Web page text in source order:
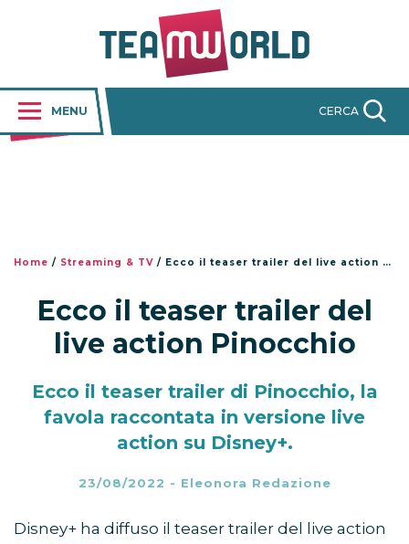
MENU CERCA
Home / Streaming & TV / Ecco il teaser trailer del live action Pinocchio
Ecco il teaser trailer del
live action Pinocchio
Ecco il teaser trailer di Pinocchio, la
favola raccontata in versione live
action su Disney+.
23/08/2022 - Eleonora Redazione
Disney+ ha diffuso il teaser trailer del live action